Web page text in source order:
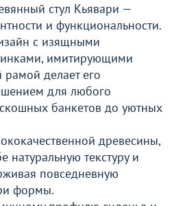
стул Кьявари —
и функциональности.
с изящными
имитирующими
делает его
для любого
банкетов до уютных
древесины,
натуральную текстуру и
повседневную
формы.